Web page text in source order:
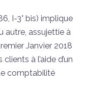
I-3° bis) implique
autre, assujettie à
Janvier 2018
à l’aide d’un
comptabilité